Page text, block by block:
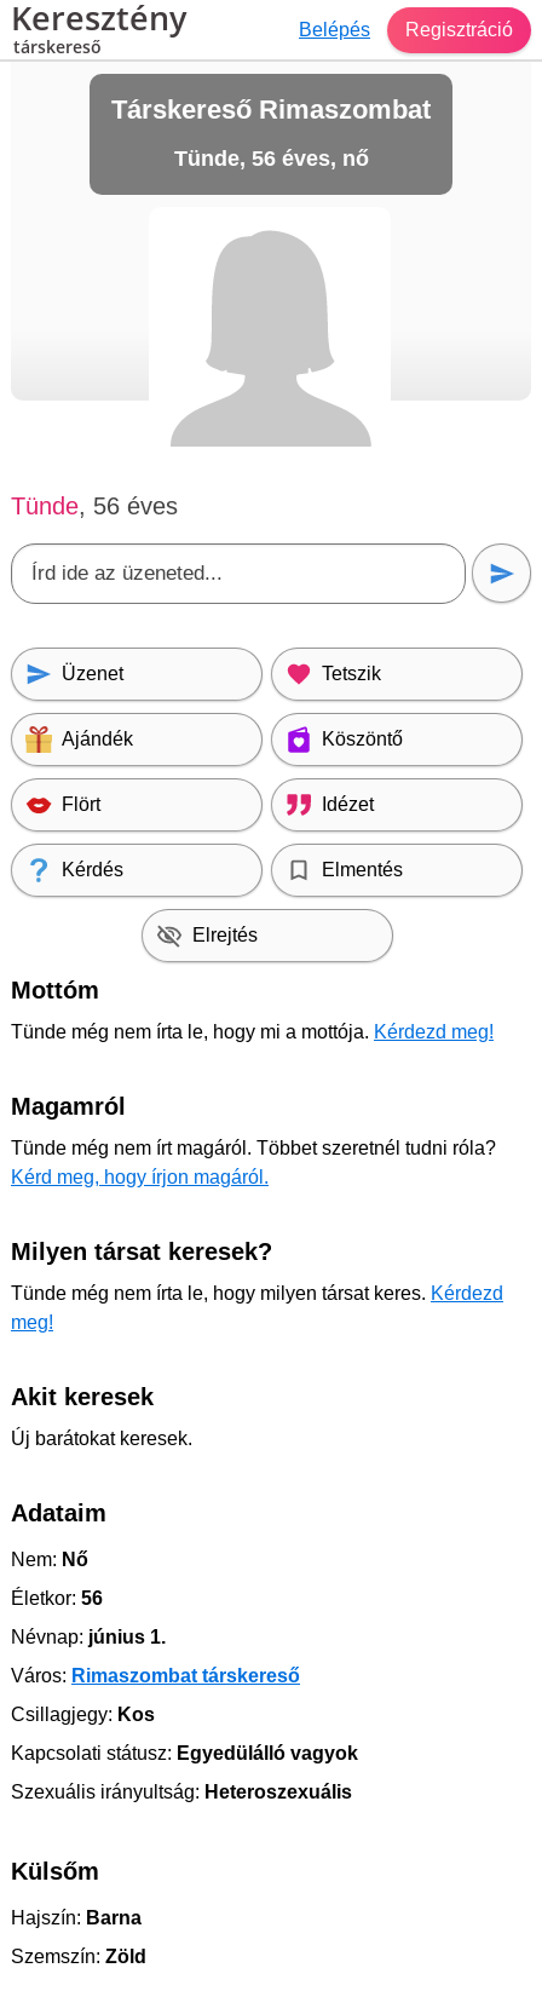
Keresztény
társkereső
Belépés Regisztráció
Társkereső Rimaszombat
Tünde, 56 éves, nő
Tünde, 56 éves
Üzenet Tetszik
Ajándék Köszöntő
Flört Idézet
Kérdés Elmentés
Elrejtés
Mottóm
Tünde még nem írta le, hogy mi a mottója. Kérdezd meg!
Magamról
Tünde még nem írt magáról. Többet szeretnél tudni róla?
Kérd meg, hogy írjon magáról.
Milyen társat keresek?
Tünde még nem írta le, hogy milyen társat keres. Kérdezd
meg!
Akit keresek
Új barátokat keresek.
Adataim
Nem: Nő
Életkor: 56
Névnap: június 1.
Város: Rimaszombat társkereső
Csillagjegy: Kos
Kapcsolati státusz: Egyedülálló vagyok
Szexuális irányultság: Heteroszexuális
Külsőm
Hajszín: Barna
Szemszín: Zöld